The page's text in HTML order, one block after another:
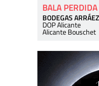
BALA PERDIDA
BODEGAS ARRÁEZ
DOP Alicante
Alicante Bouschet